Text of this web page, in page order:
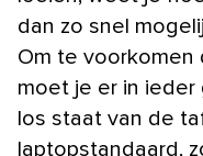
dan zo snel
Om te voorkomen
moet je er in
los staat van de
laptopstandaard,